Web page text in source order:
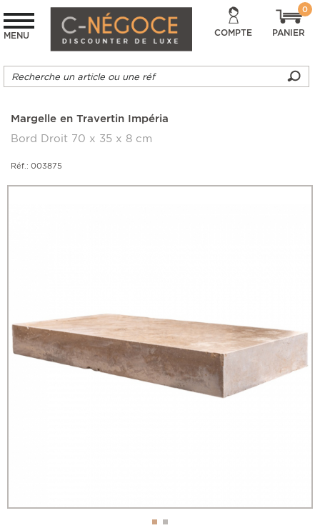
MENU COMPTE PANIER
0
Margelle en Travertin Impéria
Bord Droit 70 x 35 x 8 cm
Réf.: 003875